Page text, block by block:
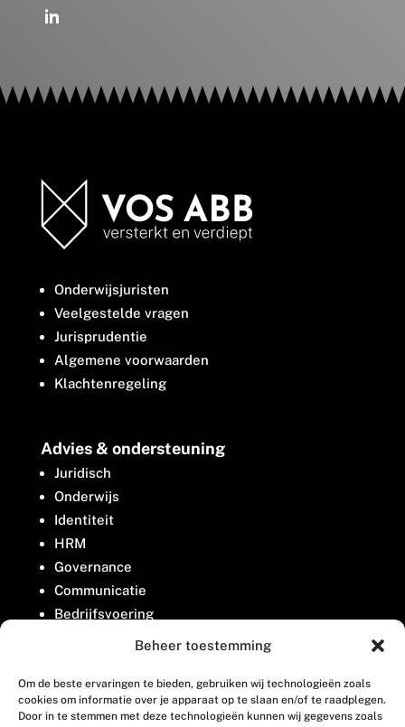
Beheer toestemming
Om de beste ervaringen te bieden, gebruiken wij technologieën zoals
cookies om informatie over je apparaat op te slaan en/of te raadplegen.
Door in te stemmen met deze technologieën kunnen wij gegevens zoals
Onderwijsjuristen
Veelgestelde vragen
Jurisprudentie
Algemene voorwaarden
Klachtenregeling
Advies & ondersteuning
Juridisch
Onderwijs
Identiteit
HRM
Governance
Communicatie
Bedrijfsvoering
Belangenbehartiging
Contact